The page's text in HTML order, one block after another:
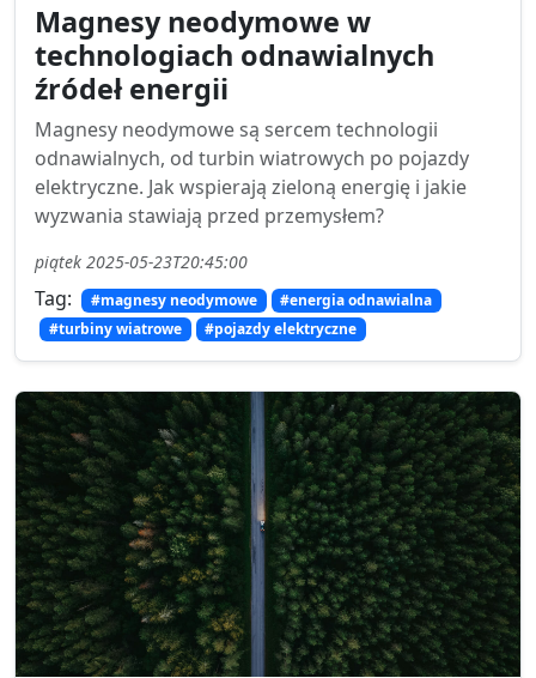
Magnesy neodymowe w
technologiach odnawialnych
źródeł energii
Magnesy neodymowe są sercem technologii
odnawialnych, od turbin wiatrowych po pojazdy
elektryczne. Jak wspierają zieloną energię i jakie
wyzwania stawiają przed przemysłem?
piątek 2025-05-23T20:45:00
Tag: #magnesy neodymowe
#energia odnawialna
#turbiny wiatrowe
#pojazdy elektryczne